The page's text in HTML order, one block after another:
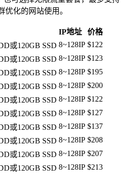
优化的网站使用。
IP地址
价格
或120GB SSD 8~128IP $122
或120GB SSD 8~128IP $123
或120GB SSD 8~128IP $195
或120GB SSD 8~128IP $200
或120GB SSD 8~128IP $122
或120GB SSD 8~128IP $127
或120GB SSD 8~128IP $137
或120GB SSD 8~128IP $208
或120GB SSD 8~128IP $207
或120GB SSD 8~128IP $213